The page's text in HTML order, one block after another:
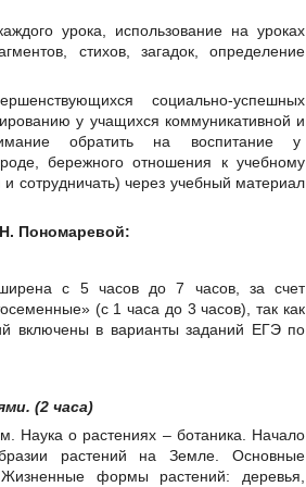
урока, использование на уроках
стихов, загадок, определение
социально-успешных
у учащихся коммуникативной и
обратить на воспитание у
бережного отношения к учебному
сотрудничать) через учебный материал
Пономаревой:
с 5 часов до 7 часов, за счет
(с 1 часа до 3 часов), так как
включены в варианты заданий ЕГЭ по
(2 часа)
Наука о растениях – ботаника. Начало
растений на Земле. Основные
формы растений: деревья,